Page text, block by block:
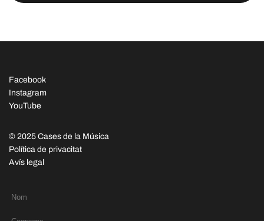
Facebook
Instagram
YouTube
© 2025 Cases de la Música
Política de privacitat
Avís legal